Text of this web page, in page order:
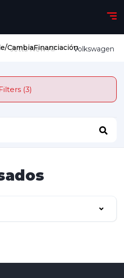
CambiaFinanciación
Jetta New A7 Volkswagen
Filters (3)